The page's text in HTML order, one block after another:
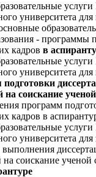
университета
- программы
кадров в
университета
подготовки
на соискание
программ
кадров в
университета
выполнения
на соискание ученой